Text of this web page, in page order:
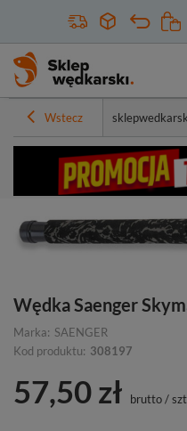
Wstecz
Wędka Saenger
Marka: SAENGER
Kod produktu: 308197
57,50 zł brutto/